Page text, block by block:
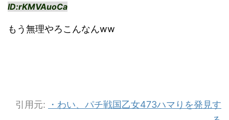
ID:rKMVAuoCa
もう無理やろこんなんww
引用元:
・わい、パチ戦国乙女473ハマりを発見す